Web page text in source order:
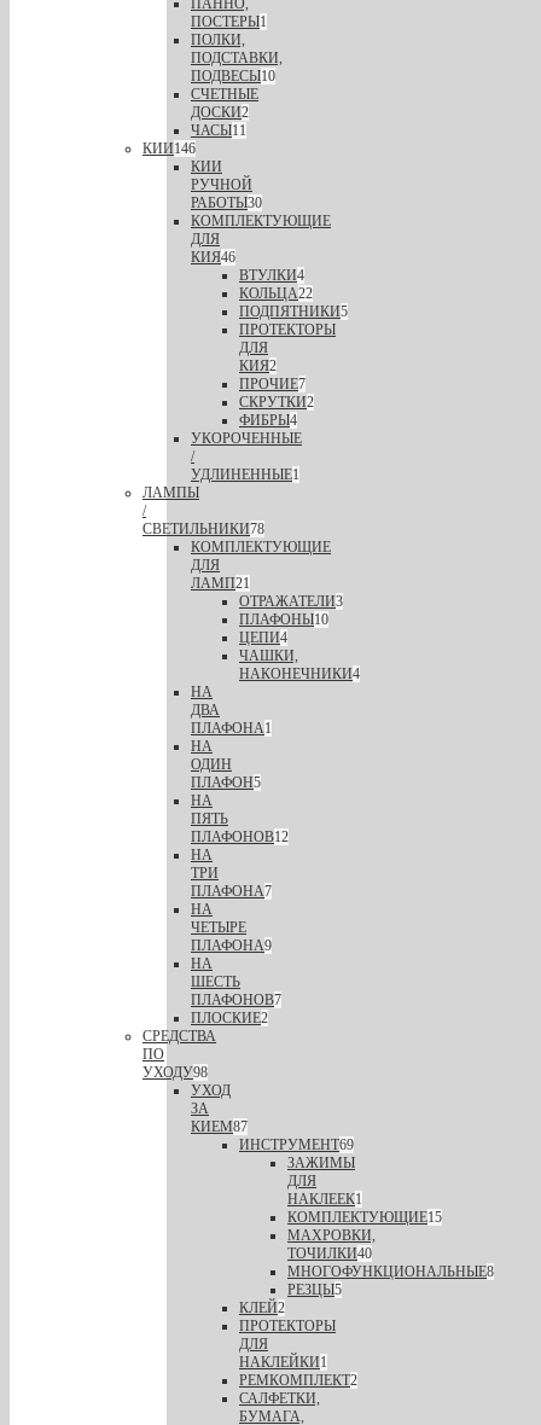
ПОСТЕРЫ1
ПОЛКИ,
ПОДСТАВКИ,
ПОДВЕСЫ10
СЧЕТНЫЕ
ДОСКИ2
ЧАСЫ11
КИИ146
КИИ
РУЧНОЙ
РАБОТЫ30
КОМПЛЕКТУЮЩИЕ
ДЛЯ
КИЯ46
ВТУЛКИ4
КОЛЬЦА22
ПОДПЯТНИКИ5
ПРОТЕКТОРЫ
ДЛЯ
КИЯ2
ПРОЧИЕ7
СКРУТКИ2
ФИБРЫ4
УКОРОЧЕННЫЕ
/
УДЛИНЕННЫЕ1
ЛАМПЫ
/
СВЕТИЛЬНИКИ78
КОМПЛЕКТУЮЩИЕ
ДЛЯ
ЛАМП21
ОТРАЖАТЕЛИ3
ПЛАФОНЫ10
ЦЕПИ4
ЧАШКИ,
НАКОНЕЧНИКИ4
НА
ДВА
ПЛАФОНА1
НА
ОДИН
ПЛАФОН5
НА
ПЯТЬ
ПЛАФОНОВ12
НА
ТРИ
ПЛАФОНА7
НА
ЧЕТЫРЕ
ПЛАФОНА9
НА
ШЕСТЬ
ПЛАФОНОВ7
ПЛОСКИЕ2
СРЕДСТВА
ПО
УХОДУ98
УХОД
ЗА
КИЕМ87
ИНСТРУМЕНТ69
ЗАЖИМЫ
ДЛЯ
НАКЛЕЕК1
КОМПЛЕКТУЮЩИЕ15
МАХРОВКИ,
ТОЧИЛКИ40
МНОГОФУНКЦИОНАЛЬНЫЕ8
РЕЗЦЫ5
КЛЕЙ2
ПРОТЕКТОРЫ
ДЛЯ
НАКЛЕЙКИ1
РЕМКОМПЛЕКТ2
САЛФЕТКИ,
БУМАГА,